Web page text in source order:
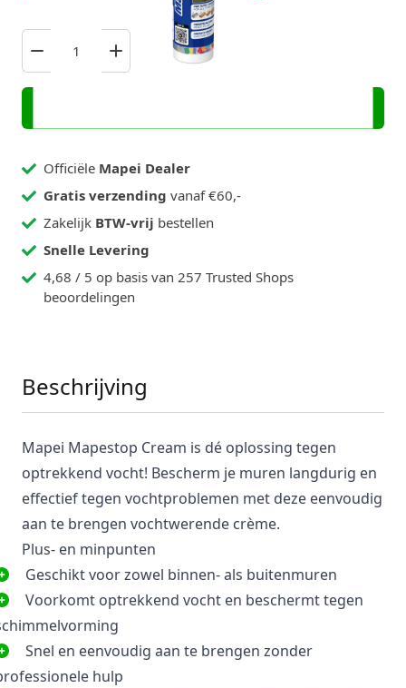
Officiële Mapei Dealer
Gratis verzending vanaf €60,-
Zakelijk BTW-vrij bestellen
Snelle Levering
4,68 / 5 op basis van 257 Trusted Shops
beoordelingen
Beschrijving
Mapei Mapestop Cream is dé oplossing tegen
optrekkend vocht! Bescherm je muren langdurig en
effectief tegen vochtproblemen met deze eenvoudig
aan te brengen vochtwerende crème.
Plus- en minpunten
Geschikt voor zowel binnen- als buitenmuren
Voorkomt optrekkend vocht en beschermt tegen
Snel en eenvoudig aan te brengen zonder
hulp